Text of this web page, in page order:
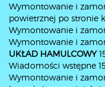
Wymontowanie i
powietrznej po stronie
Wymontowanie i
Wymontowanie i
UKŁAD HAMULCOWY
Wiadomości wstępne
Wymontowanie i